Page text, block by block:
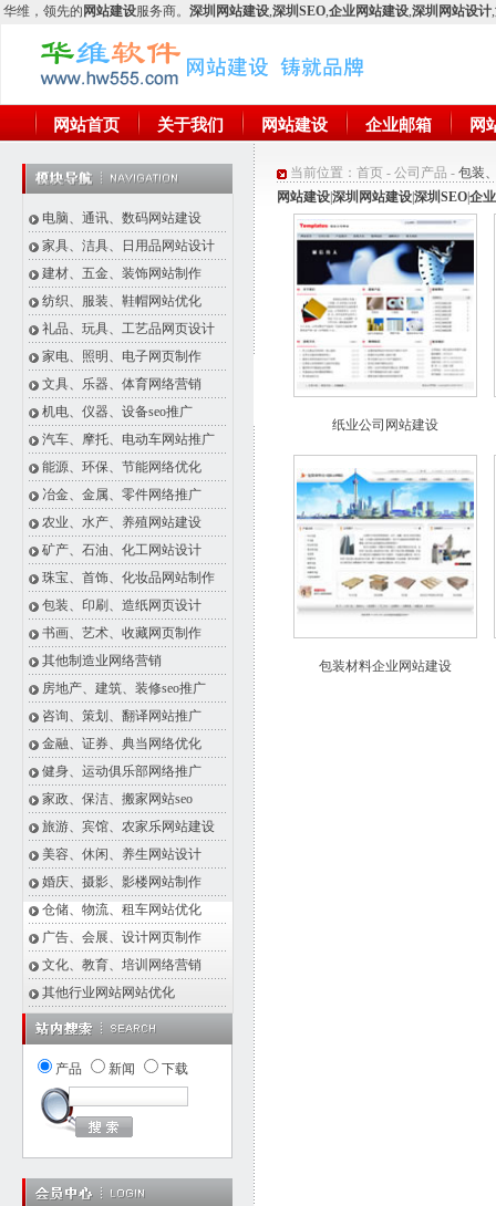
华维 ，领先的 网站建设服务商。 深圳网站建设,深圳SEO,企业网站建设,深圳网站设计,
网站首页 关于我们 网站建设 企业邮箱 网
电脑、通讯、数码网站建设
家具、洁具、日用品网站设计
建材、五金、装饰网站制作
纺织、服装、鞋帽网站优化
礼品、玩具、工艺品网页设计
家电、照明、电子网页制作
文具、乐器、体育网络营销
机电、仪器、设备seo推广
汽车、摩托、电动车网站推广
能源、环保、节能网络优化
冶金、金属、零件网络推广
农业、水产、养殖网站建设
矿产、石油、化工网站设计
珠宝、首饰、化妆品网站制作
包装、印刷、造纸网页设计
书画、艺术、收藏网页制作
其他制造业网络营销
房地产、建筑、装修seo推广
咨询、策划、翻译网站推广
金融、证券、典当网络优化
健身、运动俱乐部网络推广
家政、保洁、搬家网站seo
旅游、宾馆、农家乐网站建设
美容、休闲、养生网站设计
婚庆、摄影、影楼网站制作
仓储、物流、租车网站优化
广告、会展、设计网页制作
文化、教育、培训网络营销
其他行业网站网站优化
产品 新闻 下载
当前位置： 首页 - 公司产品 - 包装
网站建设深圳网站建设深圳SEO企
纸业公司网站建设
包装材料企业网站建设